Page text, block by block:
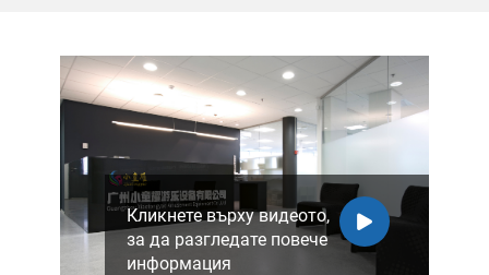
Кликнете върху видеото,
за да разгледате повече
информация